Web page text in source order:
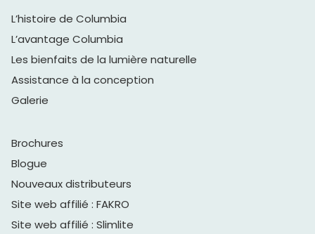
L’histoire de Columbia
L’avantage Columbia
Les bienfaits de la lumière naturelle
Assistance à la conception
Galerie
Brochures
Blogue
Nouveaux distributeurs
Site web affilié : FAKRO
Site web affilié : Slimlite